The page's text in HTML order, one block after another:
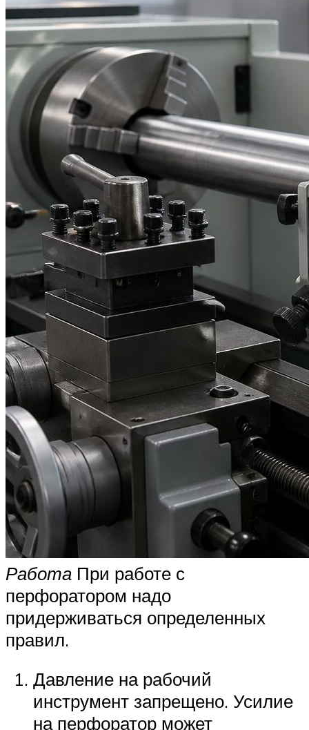
Работа При работе с
перфоратором надо
придерживаться определенных
правил.
Давление на рабочий
инструмент запрещено. Усилие
на перфоратор может